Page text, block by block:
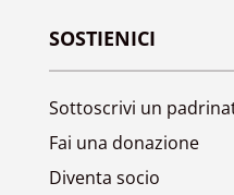
SOSTIENICI
Sottoscrivi un
Fai una donazione
Diventa socio